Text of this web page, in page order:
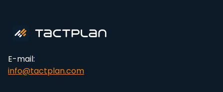
E-mail:
info@tactplan.com